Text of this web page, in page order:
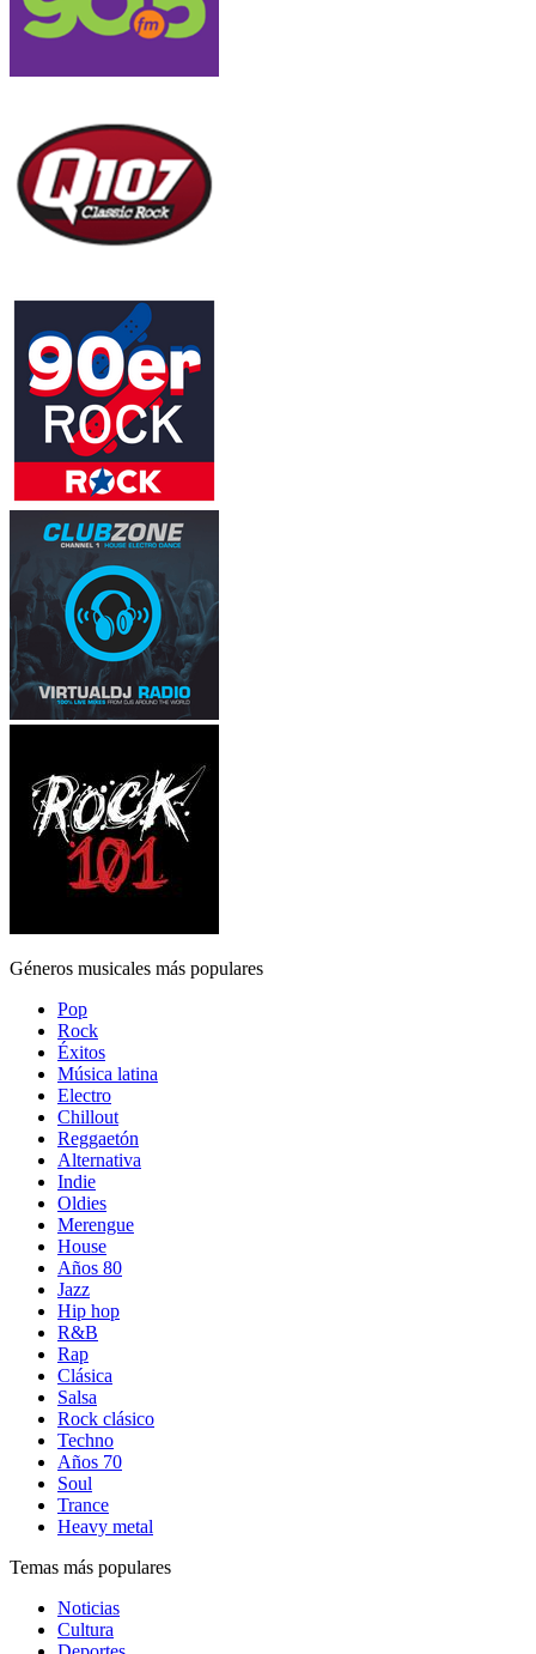
Géneros musicales más populares
Pop
Rock
Éxitos
Música latina
Electro
Chillout
Reggaetón
Alternativa
Indie
Oldies
Merengue
House
Años 80
Jazz
Hip hop
R&B
Rap
Clásica
Salsa
Rock clásico
Techno
Años 70
Soul
Trance
Heavy metal
Temas más populares
Noticias
Cultura